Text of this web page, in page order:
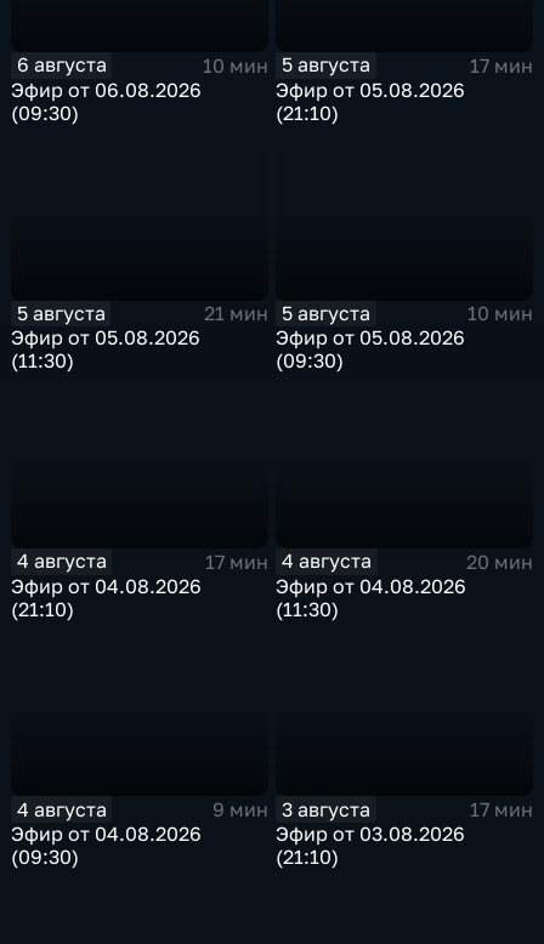
6 августа
10 мин
Эфир от 06.08.2026
(09:30)
5 августа
17 мин
Эфир от 05.08.2026
(21:10)
5 августа
21 мин
Эфир от 05.08.2026
(11:30)
5 августа
10 мин
Эфир от 05.08.2026
(09:30)
4 августа
17 мин
Эфир от 04.08.2026
(21:10)
4 августа
20 мин
Эфир от 04.08.2026
(11:30)
4 августа
9 мин
Эфир от 04.08.2026
(09:30)
3 августа
17 мин
Эфир от 03.08.2026
(21:10)